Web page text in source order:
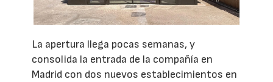
La apertura llega pocas semanas, y
consolida la entrada de la compañía en
Madrid con dos nuevos establecimientos en